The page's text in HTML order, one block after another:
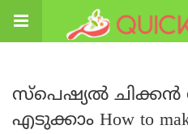
സ്പെഷ്യൽ ചിക്കൻ
എടുക്കാം How to